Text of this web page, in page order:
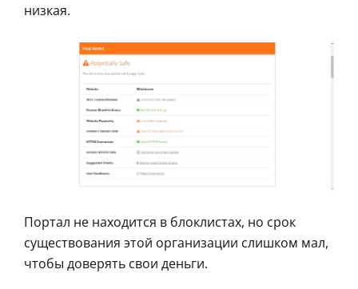
низкая.
Портал не находится в блоклистах, но срок
существования этой организации слишком мал,
чтобы доверять свои деньги.